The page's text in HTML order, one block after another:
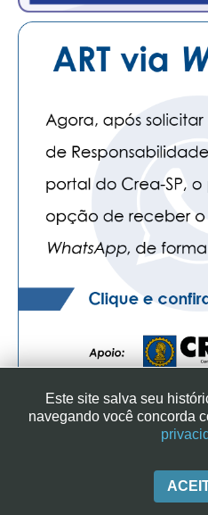
SINDICATO DOS
|+ 55 (11) 3113-
Este site salva seu
navegando você concorda